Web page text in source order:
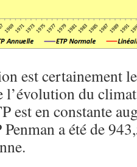
est certainement
du
est en constante
a été de